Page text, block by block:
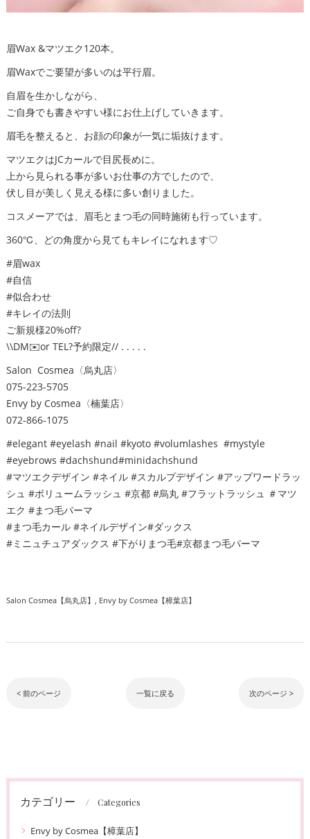
眉Wax &マツエク120本。
眉Waxでご要望が多いのは平行眉。
自眉を生かしながら、
ご自身でも書きやすい様にお仕上げしていきます。
眉毛を整えると、お顔の印象が一気に垢抜けます。
マツエクはJCカールで目尻長めに。
上から見られる事が多いお仕事の方でしたので、
伏し目が美しく見える様に多い創りました。
コスメーアでは、眉毛とまつ毛の同時施術も行っています。
360℃、どの角度から見てもキレイになれます♡
#眉wax
#自信
#似合わせ
#キレイの法則
ご新規様20%off?
\\DM✉️or TEL?予約限定// . . . . .
Salon Cosmea〈烏丸店〉
075-223-5705
Envy by Cosmea〈楠葉店〉
072-866-1075
#elegant #eyelash #nail #kyoto #volumlashes #mystyle
#eyebrows #dachshund#minidachshund
#マツエクデザイン #ネイル #スカルプデザイン #アップワードラッ
シュ #ボリュームラッシュ #京都 #烏丸 #フラットラッシュ ＃マツ
エク #まつ毛パーマ
#まつ毛カール #ネイルデザイン#ダックス
#ミニュチュアダックス #下がりまつ毛#京都まつ毛パーマ
Salon Cosmea【烏丸店】 Envy by Cosmea【樟葉店】
< 前のページ 一覧に戻る 次のページ >
カテゴリー Categories
Envy by Cosmea【樟葉店】